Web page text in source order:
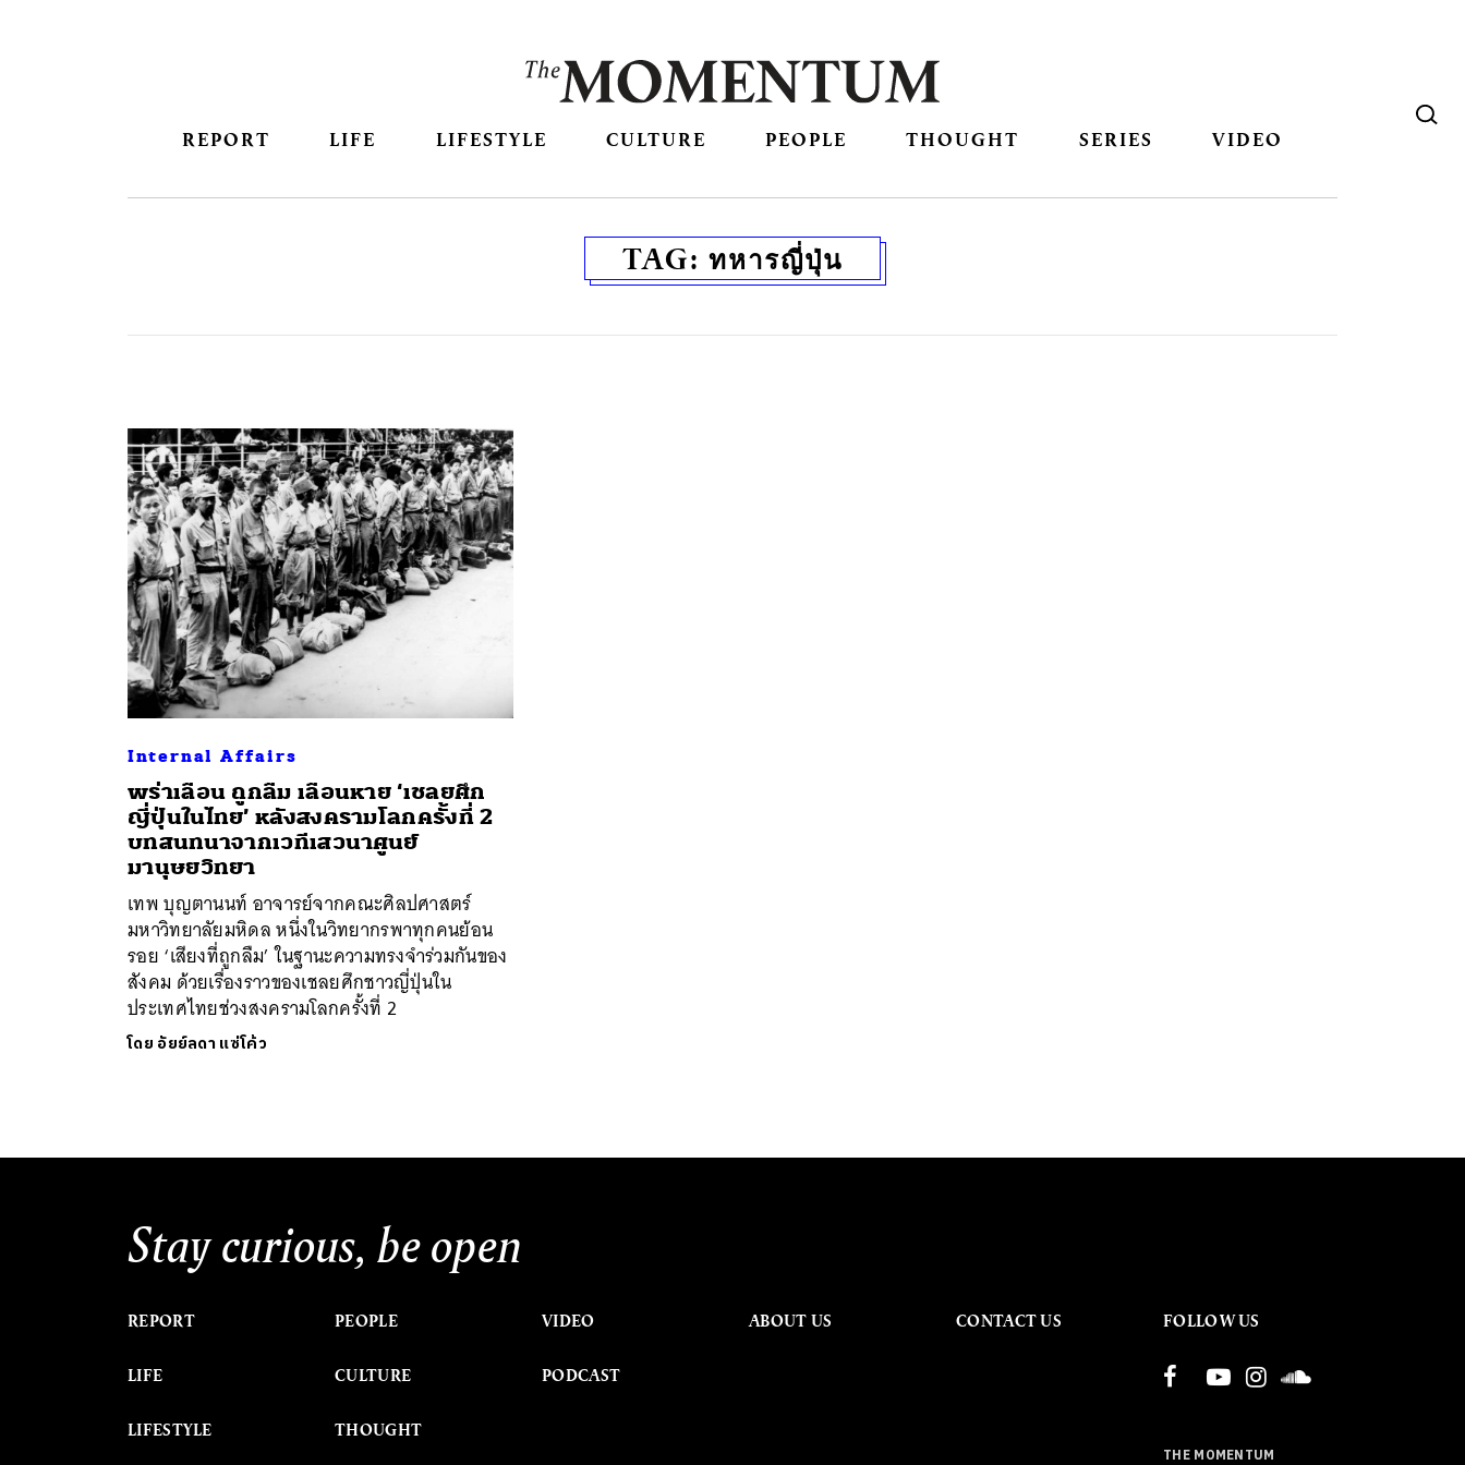
REPORT LIFE LIFESTYLE CULTURE PEOPLE THOUGHT SERIES VIDEO
TAG: ทหารญี่ปุ่น
Internal Affairs
พร่าเลือน ถูกลืม เลือนหาย ‘เชลยศึก
ญี่ปุ่นในไทย’ หลังสงครามโลกครั้งที่ 2
บทสนทนาจากเวทีเสวนาศูนย์
มานุษยวิทยา
เทพ บุญตานนท์ อาจารย์จากคณะศิลปศาสตร์
มหาวิทยาลัยมหิดล หนึ่งในวิทยากรพาทุกคนย้อน
รอย ‘เสียงที่ถูกลืม’ ในฐานะความทรงจำร่วมกันของ
สังคม ด้วยเรื่องราวของเชลยศึกชาวญี่ปุ่นใน
ประเทศไทยช่วงสงครามโลกครั้งที่ 2
โดย อัยย์ลดา แซ่โค้ว
Stay curious, be open
REPORT
LIFE
LIFESTYLE
PEOPLE
CULTURE
THOUGHT
VIDEO
PODCAST
ABOUT US CONTACT US FOLLOW US
THE MOMENTUM